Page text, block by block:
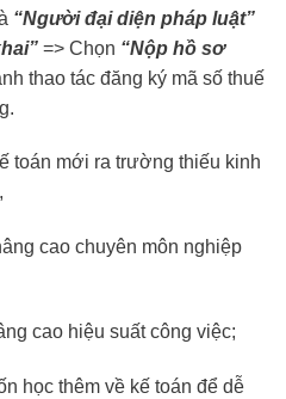
“Người đại diện pháp luật”
=> Chọn “Nộp hồ sơ
thao tác đăng ký mã số thuế
toán mới ra trường thiếu kinh
cao chuyên môn nghiệp
cao hiệu suất công việc;
học thêm về kế toán để dễ